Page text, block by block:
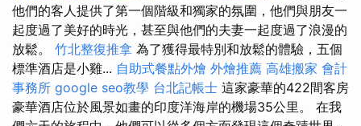
他們的客人提供了第一個階級和獨家的氛圍，他們與朋友一
起度過了美好的時光，甚至與他們的夫妻一起度過了浪漫的
放鬆。 竹北整復推拿 為了獲得最特別和放鬆的體驗，五個
標準酒店是小雞... 自助式餐點外燴 外燴推薦 高雄搬家 會計
事務所 google seo教學 台北記帳士 這家豪華的422間客房
豪華酒店位於風景如畫的印度洋海岸的機場35公里。 在我